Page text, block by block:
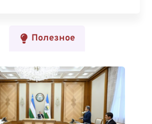
НЮАНСАМИ
Полезное